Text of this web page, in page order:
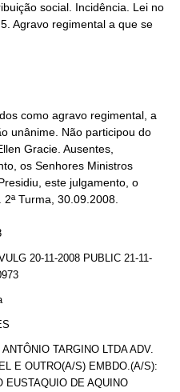
como agravo regimental, a
unânime. Não participou do
Gracie. Ausentes,
os Senhores Ministros
este julgamento, o
Turma, 30.09.2008.
20-11-2008 PUBLIC 21-11-
TARGINO LTDA ADV.
E OUTRO(A/S) EMBDO.(A/S):
EUSTAQUIO DE AQUINO